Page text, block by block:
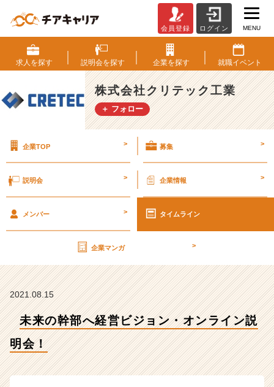
来
の
幹
部
へ
経
ョ
ン
説
明
会
社
会員登録 ログイン MENU
求人を探す 説明会を探す 企業を探す 就職イベント
株式会社クリテック工業
＋ フォロー
企業TOP > 募集 >
説明会 > 企業情報 >
メンバー > タイムライン
企業マンガ >
2021.08.15
未来の幹部へ経営ビジョン・オンライン説
明会！